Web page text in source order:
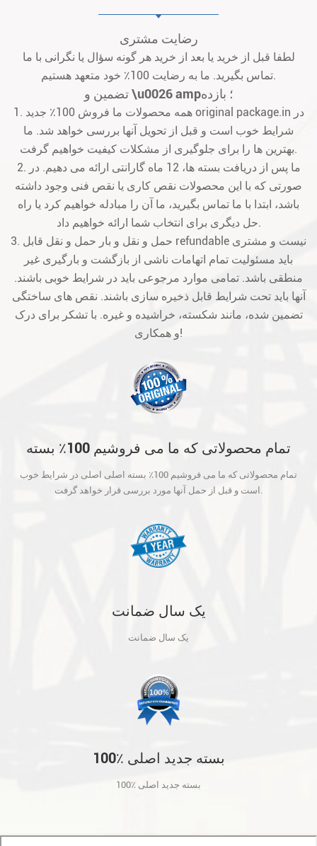
رضایت مشتری
لطفا قبل از خرید یا بعد از خرید هر گونه سؤال یا نگرانی با ما
تماس بگیرید. ما به رضایت 100٪ خود متعهد هستیم.
تضمین و \u0026 amp؛ بازده
1. همه محصولات ما فروش 100٪ جدید original package.in در
شرایط خوب است و قبل از تحویل آنها بررسی خواهد شد. ما
بهترین ها را برای جلوگیری از مشکلات کیفیت خواهیم گرفت.
2. ما پس از دریافت بسته ها، 12 ماه گارانتی ارائه می دهیم. در
صورتی که با این محصولات نقص کاری یا نقص فنی وجود داشته
باشد، ابتدا با ما تماس بگیرید، ما آن را مبادله خواهیم کرد یا راه
حل دیگری برای انتخاب شما ارائه خواهیم داد.
3. حمل و نقل و بار حمل و نقل قابل refundable نیست و مشتری
باید مسئولیت تمام اتهامات ناشی از بازگشت و بارگیری غیر
منطقی باشد. تمامی موارد مرجوعی باید در شرایط خوبی باشند.
آنها باید تحت شرایط قابل ذخیره سازی باشند. نقص های ساختگی
تضمین شده، مانند شکسته، خراشیده و غیره. با تشکر برای درک
و همکاری!
تمام محصولاتی که ما می فروشیم 100٪ بسته
آنها مورد بررسی قرار خواهد گرفت.
تمام محصولاتی که ما می فروشیم 100٪ بسته اصلی اصلی در شرایط خوب
است و قبل از حمل آنها مورد بررسی قرار خواهد گرفت.
یک سال ضمانت
یک سال ضمانت
100٪ بسته جدید اصلی
100٪ بسته جدید اصلی